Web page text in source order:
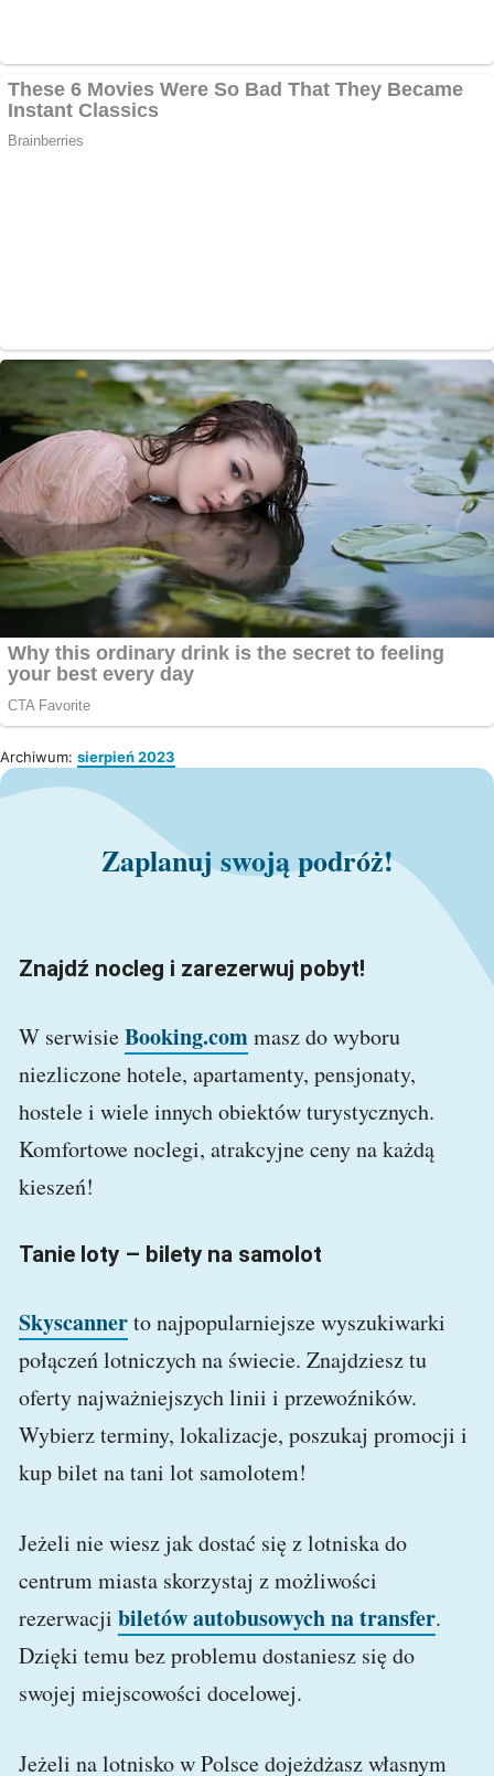
Archiwum: sierpień 2023
Zaplanuj swoją podróż!
Znajdź nocleg i zarezerwuj pobyt!
W serwisieBooking.commasz do wyboru
niezliczone hotele, apartamenty, pensjonaty,
hostele i wiele innych obiektów turystycznych.
Komfortowe noclegi, atrakcyjne ceny na każdą
kieszeń!
Tanie loty – bilety na samolot
Skyscannerto najpopularniejsze wyszukiwarki
połączeń lotniczych na świecie. Znajdziesz tu
oferty najważniejszych linii i przewoźników.
Wybierz terminy, lokalizacje, poszukaj promocji i
kup bilet na tani lot samolotem!
Jeżeli nie wiesz jak dostać się z lotniska do
centrum miasta skorzystaj z możliwości
rezerwacji biletów autobusowych na transfer.
Dzięki temu bez problemu dostaniesz się do
swojej miejscowości docelowej.
Jeżeli na lotnisko w Polsce dojeżdżasz własnym